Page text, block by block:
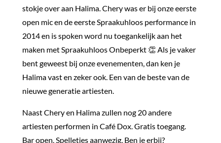
stokje over aan Halima. Chery was er bij onze eerste
open mic en de eerste Spraakuhloos performance in
2014 en is spoken word nu toegankelijk aan het
maken met Spraakuhloos Onbeperkt 👏 Als je vaker
bent geweest bij onze evenementen, dan ken je
Halima vast en zeker ook. Een van de beste van de
nieuwe generatie artiesten.
Naast Chery en Halima zullen nog 20 andere
artiesten performen in Café Dox.Gratis toegang.
Bar open. Spelletjes aanwezig. Ben je erbij?